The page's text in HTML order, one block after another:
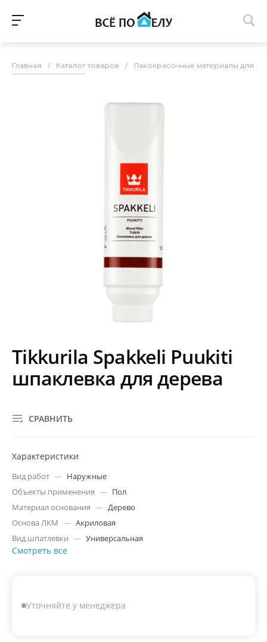
Главная / Каталог товаров / Лакокрасочные материалы для
Tikkurila Spakkeli Puukiti
шпаклевка для дерева
СРАВНИТЬ
Характеристики
Вид работ — Наружные
Объекты применения — Пол
Материал основания — Дерево
Основа ЛКМ — Акриловая
Вид шпатлевки — Универсальная
Смотреть все
Уточняйте у менеджера